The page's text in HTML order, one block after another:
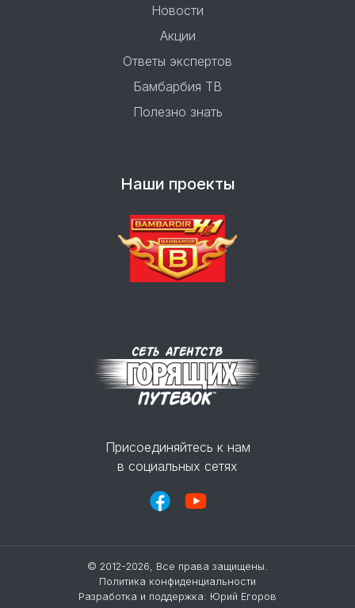
Новости
Акции
Ответы экспертов
Бамбарбия ТВ
Полезно знать
Наши проекты
Присоединяйтесь к нам
в социальных сетях
© 2012-2026, Все права защищены.
Политика конфиденциальности
Разработка и поддержка: Юрий Егоров